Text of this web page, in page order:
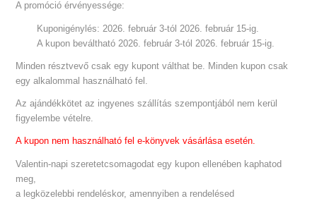
A promóció érvényessége:
Kuponigénylés: 2026. február 3-tól 2026. február 15-ig.
A kupon beváltható 2026. február 3-tól 2026. február 15-ig.
Minden résztvevő csak egy kupont válthat be. Minden kupon csak
egy alkalommal használható fel.
Az ajándékkötet az ingyenes szállítás szempontjából nem kerül
figyelembe vételre.
A kupon nem használható fel e-könyvek vásárlása esetén.
Valentin-napi szeretetcsomagodat egy kupon ellenében kaphatod
meg,
a legközelebbi rendeléskor, amennyiben a rendelésed